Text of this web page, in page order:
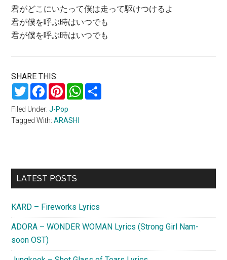
君がどこにいたって僕は走って駆けつけるよ
君が僕を呼ぶ時はいつでも
君が僕を呼ぶ時はいつでも
SHARE THIS:
TwitterFacebookPinterestWhatsApp
Filed Under:J-Pop
Tagged With:ARASHI
Primary
LATEST POSTS
KARD – Fireworks Lyrics
ADORA – WONDER WOMAN Lyrics (Strong Girl Nam-
soon OST)